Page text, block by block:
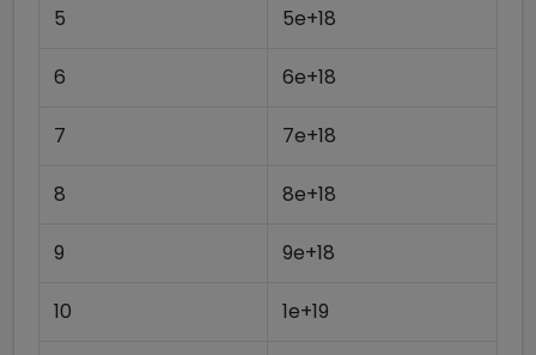
5 5e+18
6 6e+18
7 7e+18
8 8e+18
9 9e+18
10 1e+19